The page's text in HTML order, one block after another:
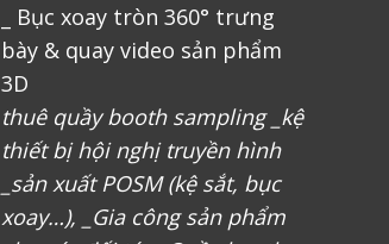
_ Bục xoay tròn 360° trưng
bày & quay video sản phẩm
3D
thuê quầy booth sampling _kệ
thiết bị hội nghị truyền hình
_sản xuất POSM (kệ sắt, bục
xoay…), _Gia công sản phẩm